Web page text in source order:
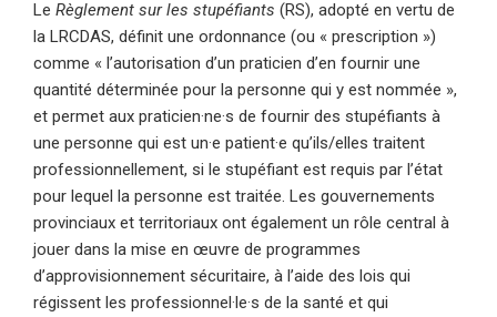
Le Règlement sur les stupéfiants (RS), adopté en vertu de
la LRCDAS, définit une ordonnance (ou « prescription »)
comme « l’autorisation d’un praticien d’en fournir une
quantité déterminée pour la personne qui y est nommée »,
et permet aux praticien·ne·s de fournir des stupéfiants à
une personne qui est un·e patient·e qu’ils/elles traitent
professionnellement, si le stupéfiant est requis par l’état
pour lequel la personne est traitée. Les gouvernements
provinciaux et territoriaux ont également un rôle central à
jouer dans la mise en œuvre de programmes
d’approvisionnement sécuritaire, à l’aide des lois qui
régissent les professionnel·le·s de la santé et qui